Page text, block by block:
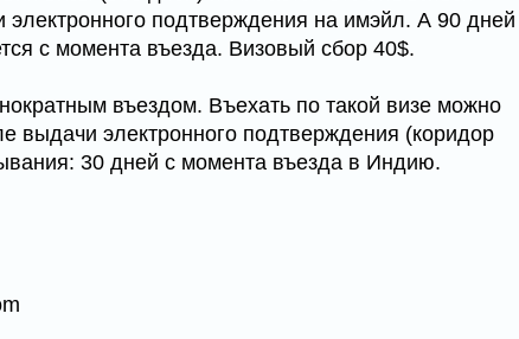
электронного подтверждения на имэйл. А 90 дней
с момента въезда. Визовый сбор 40$.
въездом. Въехать по такой визе можно
выдачи электронного подтверждения (коридор
30 дней с момента въезда в Индию.